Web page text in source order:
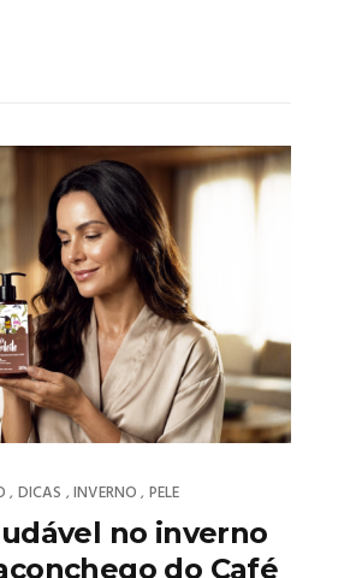
, DICAS ,INVERNO , PELE
no inverno
do Café